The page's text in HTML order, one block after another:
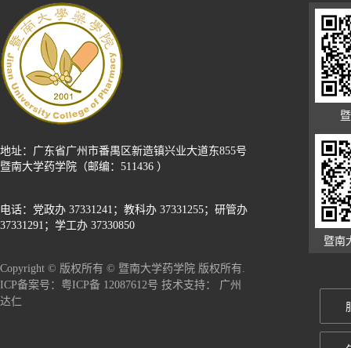
地址：广东省广州市番禺区新造镇兴业大道东855号
暨南大学药学院（邮编：511436 ）
电话：党政办 37331241；教科办 37331255；研管办
37331291；学工办 37330850
Copyright © 版权所有 © 暨南大学药学院 版权所有.
ICP备案号：粤ICP备 12087612号 技术支持： 广州
达仁
暨南